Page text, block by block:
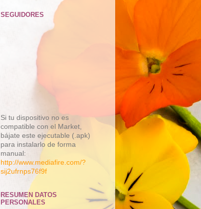
SEGUIDORES
Si tu dispositivo no es
compatible con el Market,
bájate este ejecutable (.apk)
para instalarlo de forma
manual:
http://www.mediafire.com/?
sij2ufrnps76f9f
RESUMEN DATOS
PERSONALES